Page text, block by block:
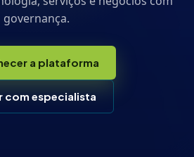
governança.
a plataforma
com especialista